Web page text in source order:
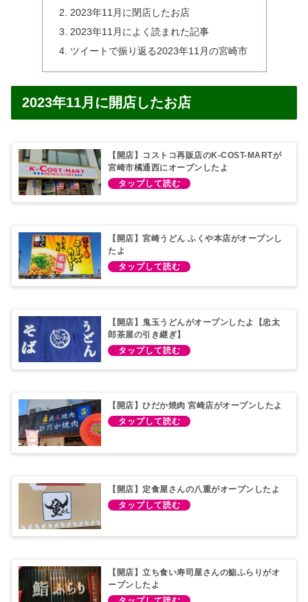
2023年11月に閉店したお店
2023年11月によく読まれた記事
ツイートで振り返る2023年11月の宮崎市
2023年11月に開店したお店
【開店】コストコ再販店のK-COST-MARTが
宮崎市橘通西にオープンしたよ
【開店】宮崎うどん ふくや本店がオープンし
たよ
【開店】鬼玉うどんがオープンしたよ【忠太
郎茶屋の引き継ぎ】
【開店】ひだか焼肉 宮崎店がオープンしたよ
【開店】定食屋さんの八重がオープンしたよ
【開店】立ち食い寿司屋さんの鮨ふらりがオ
ープンしたよ